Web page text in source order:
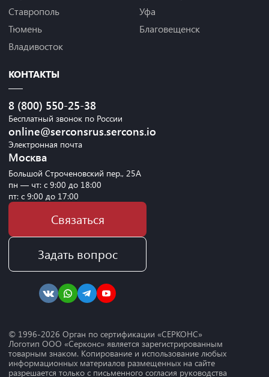
Ставрополь
Тюмень
Владивосток
Уфа
Благовещенск
КОНТАКТЫ
8 (800) 550-25-38
Бесплатный звонок по России
online@serconsrus.sercons.io
Электронная почта
Москва
Большой Строченовский пер., 25А
пн — чт: с 9:00 до 18:00
пт: с 9:00 до 17:00
Связаться
Задать вопрос
© 1996-2026 Орган по сертификации «СЕРКОНС»
Логотип ООО «Серконс» является зарегистрированным
товарным знаком. Копирование и использование любых
информационных материалов размещенных на сайте
разрешается только с письменного согласия руководства